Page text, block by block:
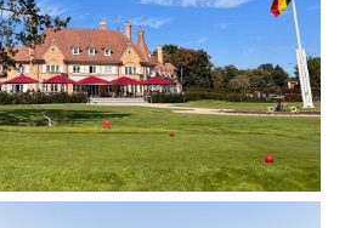
van slots tot tafelspellen, investeert
van zowel digitale als echte
en gasten. Hun steun voor de club is
aan het creëren van
ruimtes.